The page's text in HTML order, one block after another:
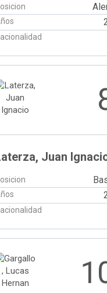
Juan